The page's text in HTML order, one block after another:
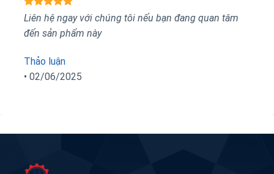
Được xếp
5
sao
Liên hệ ngay với chúng tôi nếu bạn đang quan tâm
đến sản phẩm này
Thảo luận
• 02/06/2025